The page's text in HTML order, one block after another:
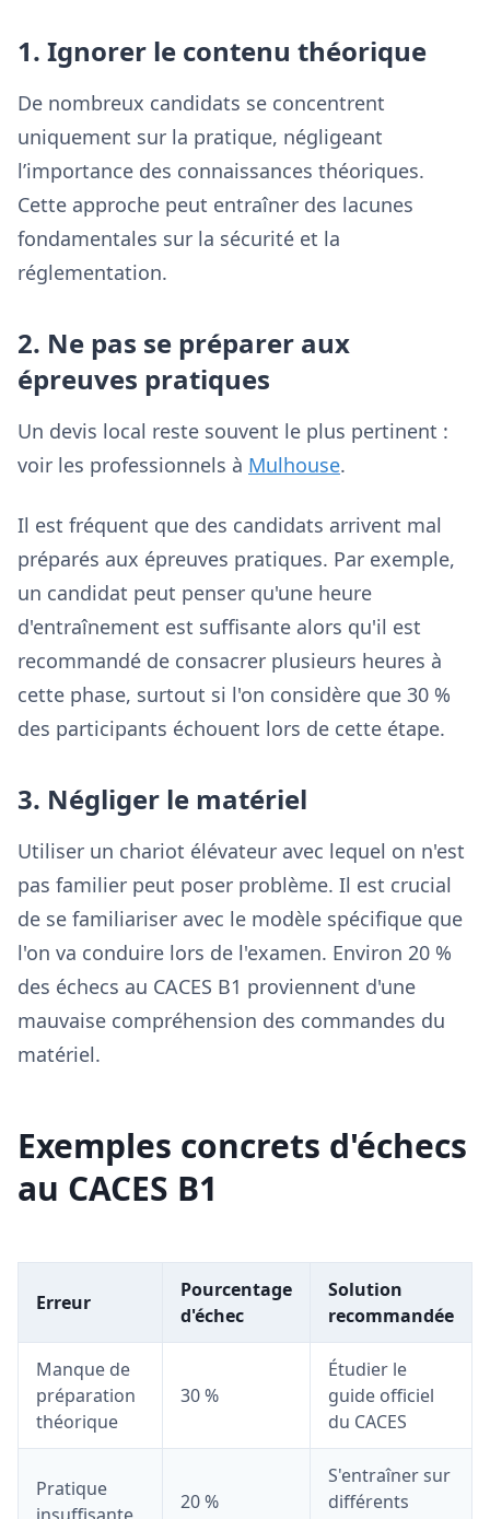
1. Ignorer le contenu théorique
De nombreux candidats se concentrent
uniquement sur la pratique, négligeant
l’importance des connaissances théoriques.
Cette approche peut entraîner des lacunes
fondamentales sur la sécurité et la
réglementation.
2. Ne pas se préparer aux
épreuves pratiques
Un devis local reste souvent le plus pertinent :
voir les professionnels à Mulhouse.
Il est fréquent que des candidats arrivent mal
préparés aux épreuves pratiques. Par exemple,
un candidat peut penser qu'une heure
d'entraînement est suffisante alors qu'il est
recommandé de consacrer plusieurs heures à
cette phase, surtout si l'on considère que 30 %
des participants échouent lors de cette étape.
3. Négliger le matériel
Utiliser un chariot élévateur avec lequel on n'est
pas familier peut poser problème. Il est crucial
de se familiariser avec le modèle spécifique que
l'on va conduire lors de l'examen. Environ 20 %
des échecs au CACES B1 proviennent d'une
mauvaise compréhension des commandes du
matériel.
Exemples concrets d'échecs
au CACES B1
Erreur
Pourcentage
d'échec
Solution
recommandée
Manque de
préparation
théorique
30 %
Étudier le
guide officiel
du CACES
Pratique
20 %
S'entraîner sur
différents